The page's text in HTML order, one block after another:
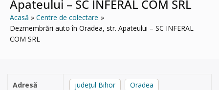
Apateului – SC INFERAL COM SRL
Acasă
Centre de colectare
Dezmembrări auto în Oradea, str. Apateului – SC INFERAL
COM SRL
Adresă județul Bihor Oradea